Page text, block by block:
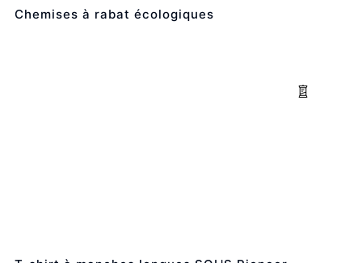
Chemises à rabat écologiques